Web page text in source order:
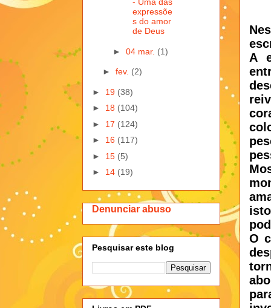
A
O
- Uma das
expressõe
s do amor
de Deus
► 04 mar. (1)
► fev. (2)
► 19 (38)
► 18 (104)
► 17 (124)
► 16 (117)
► 15 (5)
► 14 (19)
Denunciar abuso
Pesquisar este blog